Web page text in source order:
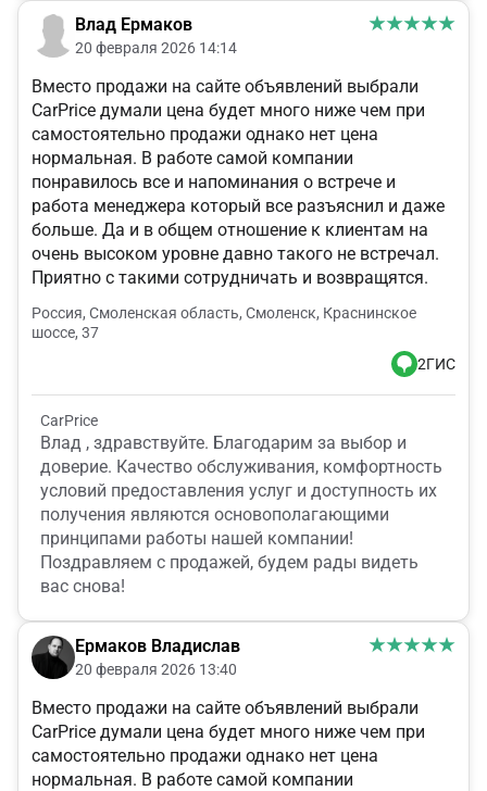
Влад Ермаков
20 февраля 2026 14:14
Вместо продажи на сайте объявлений выбрали
CarPrice думали цена будет много ниже чем при
самостоятельно продажи однако нет цена
нормальная. В работе самой компании
понравилось все и напоминания о встрече и
работа менеджера который все разъяснил и даже
больше. Да и в общем отношение к клиентам на
очень высоком уровне давно такого не встречал.
Приятно с такими сотрудничать и возвращятся.
Россия, Смоленская область, Смоленск, Краснинское
шоссе, 37
2ГИС
CarPrice
Влад , здравствуйте. Благодарим за выбор и
доверие. Качество обслуживания, комфортность
условий предоставления услуг и доступность их
получения являются основополагающими
принципами работы нашей компании!
Поздравляем с продажей, будем рады видеть
вас снова!
Ермаков Владислав
20 февраля 2026 13:40
Вместо продажи на сайте объявлений выбрали
CarPrice думали цена будет много ниже чем при
самостоятельно продажи однако нет цена
нормальная. В работе самой компании